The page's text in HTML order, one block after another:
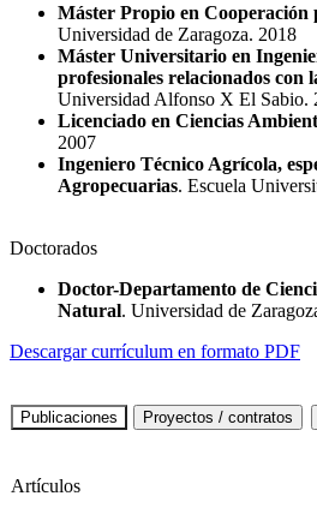
Máster Propio en Cooperación
Universidad de Zaragoza. 2018
Máster Universitario en
profesionales relacionados
Universidad Alfonso X El Sabio.
Licenciado en Ciencias
2007
Ingeniero Técnico Agrícola,
Agropecuarias. Escuela
Doctorados
Doctor-Departamento de
Natural. Universidad de
Descargar currículum en formato PDF
Artículos